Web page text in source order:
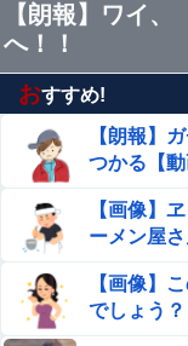
【朗報】ワイ
へ！！
おすすめ!
【朗報】
つかる【動
【画像】
ーメン屋
【画像】
でしょう？